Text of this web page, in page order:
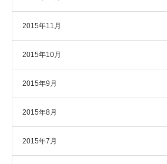
2015年11月
2015年10月
2015年9月
2015年8月
2015年7月